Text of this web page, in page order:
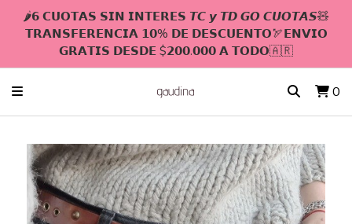
🌶𝟲 𝗖𝗨𝗢𝗧𝗔𝗦 𝗦𝗜𝗡 𝗜𝗡𝗧𝗘𝗥𝗘𝗦 𝙏𝘾 𝙮 𝙏𝘿 𝙂𝙊 𝘾𝙐𝙊𝙏𝘼𝙎🧸
𝗧𝗥𝗔𝗡𝗦𝗙𝗘𝗥𝗘𝗡𝗖𝗜𝗔 𝟭𝟬% 𝗗𝗘 𝗗𝗘𝗦𝗖𝗨𝗘𝗡𝗧𝗢🏹𝗘𝗡𝗩𝗜𝗢
𝗚𝗥𝗔𝗧𝗜𝗦 𝗗𝗘𝗦𝗗𝗘 $𝟮𝟬𝟬.𝟬𝟬𝟬 𝗔 𝗧𝗢𝗗𝗢🇦🇷
0